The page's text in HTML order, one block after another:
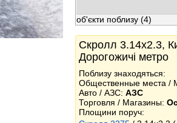
об'єкти поблизу (4)
Скролл 3.14x2.3,
Дорогожичі метро
Поблизу знаходяться:
Общественные места /
Авто / АЗС: АЗС
Торговля / Магазины:
Площини поруч: